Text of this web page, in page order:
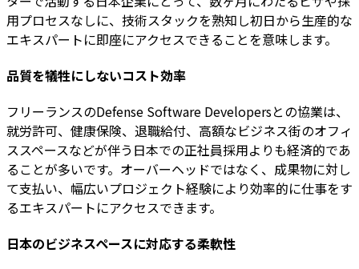
用プロセスなしに、技術スタックを熟知し初日から生産的な
エキスパートに即座にアクセスできることを意味します。
品質を犠牲にしないコスト効率
フリーランスのDefense Software Developersとの協業は、
就労許可、健康保険、退職給付、高額なビジネス街のオフィ
ススペースなどが伴う日本での正社員採用よりも経済的であ
ることが多いです。オーバーヘッドではなく、成果物に対し
て支払い、幅広いプロジェクト経験により効率的に仕事をす
るエキスパートにアクセスできます。
日本のビジネスペースに対応する柔軟性